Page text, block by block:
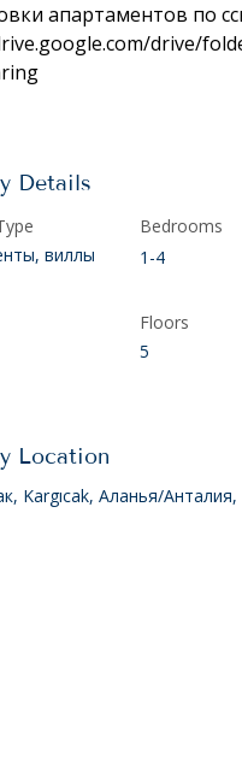
апартаментов по
drive/
Details
виллы
Bedrooms
1-4
Floors
5
Location
Kargıcak, Аланья/Анталия,